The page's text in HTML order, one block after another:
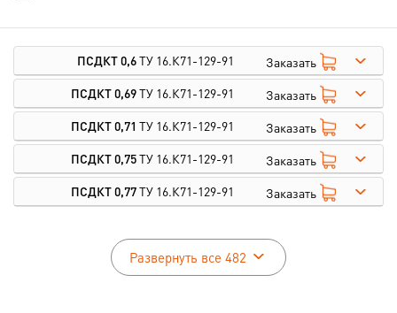
ПСДКТ 0,6ТУ 16.К71-129-91
Заказать
ПСДКТ 0,69ТУ 16.К71-129-91
Заказать
ПСДКТ 0,71 ТУ 16.К71-129-91
Заказать
ПСДКТ 0,75ТУ 16.К71-129-91
Заказать
ПСДКТ 0,77ТУ 16.К71-129-91 Заказать
Развернуть все 482